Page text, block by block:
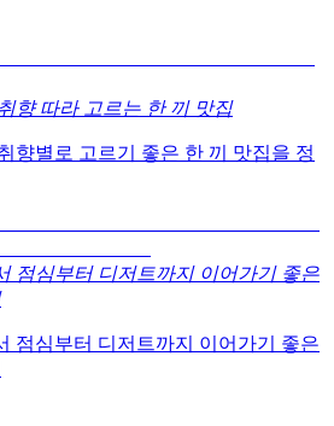
향 따라 고르는 한 끼 맛집
향별로 고르기 좋은 한 끼 맛집을 정
점심부터 디저트까지 이어가기 좋은
점심부터 디저트까지 이어가기 좋은